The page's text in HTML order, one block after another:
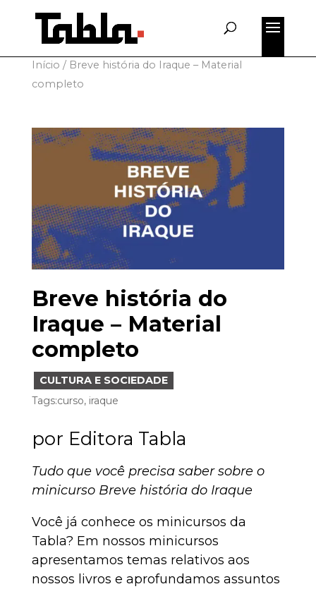
Início / Breve história do Iraque – Material
completo
Breve história do
Iraque – Material
completo
CULTURA E SOCIEDADE
Tags:curso, iraque
por Editora Tabla
Tudo que você precisa saber sobre o
minicurso Breve história do Iraque
Você já conhece os minicursos da
Tabla? Em nossos minicursos
apresentamos temas relativos aos
nossos livros e aprofundamos assuntos